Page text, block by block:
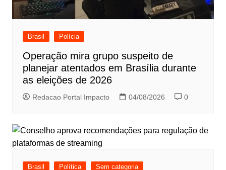
Brasil Polícia
Operação mira grupo suspeito de
planejar atentados em Brasília durante
as eleições de 2026
Redacao Portal Impacto 04/08/2026 0
Brasil Política Sem categoria